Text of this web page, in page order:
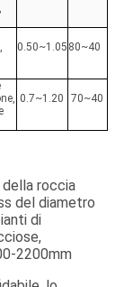
0.50~1.05 80~40
0.7~1.20 70~40
roccia
del diametro
di
2200mm